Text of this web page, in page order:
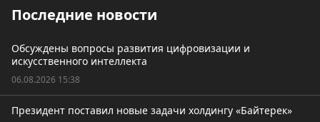
Последние новости
Обсуждены вопросы развития цифровизации и
искусственного интеллекта
06.08.2026 15:38
Президент поставил новые задачи холдингу «Байтерек»